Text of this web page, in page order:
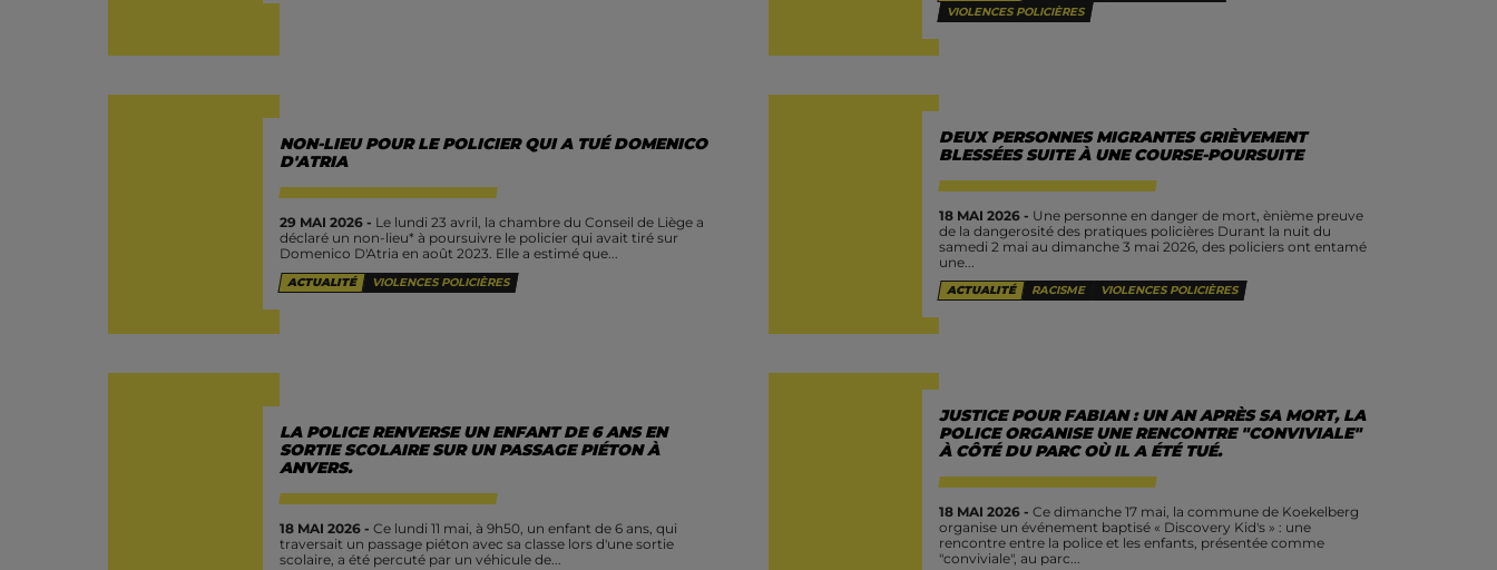
VIOLENCES POLICIÈRES
NON-LIEU POUR LE POLICIER QUI A TUÉ DOMENICO
D'ATRIA
29 MAI 2026 - Le lundi 23 avril, la chambre du Conseil de Liège a
déclaré un non-lieu* à poursuivre le policier qui avait tiré sur
Domenico D'Atria en août 2023. Elle a estimé que...
ACTUALITÉ VIOLENCES POLICIÈRES
DEUX PERSONNES MIGRANTES GRIÈVEMENT
BLESSÉES SUITE À UNE COURSE-POURSUITE
18 MAI 2026 - Une personne en danger de mort, ènième preuve
de la dangerosité des pratiques policières Durant la nuit du
samedi 2 mai au dimanche 3 mai 2026, des policiers ont entamé
une...
ACTUALITÉ RACISME VIOLENCES POLICIÈRES
LA POLICE RENVERSE UN ENFANT DE 6 ANS EN
SORTIE SCOLAIRE SUR UN PASSAGE PIÉTON À
ANVERS.
18 MAI 2026 - Ce lundi 11 mai, à 9h50, un enfant de 6 ans, qui
traversait un passage piéton avec sa classe lors d'une sortie
scolaire, a été percuté par un véhicule de...
JUSTICE POUR FABIAN : UN AN APRÈS SA MORT, LA
POLICE ORGANISE UNE RENCONTRE "CONVIVIALE"
À CÔTÉ DU PARC OÙ IL A ÉTÉ TUÉ.
18 MAI 2026 - Ce dimanche 17 mai, la commune de Koekelberg
organise un événement baptisé « Discovery Kid's » : une
rencontre entre la police et les enfants, présentée comme
"conviviale", au parc...